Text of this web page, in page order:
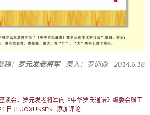
稿： 罗元发老将军录入：罗训森 2014.6.18
谈会，罗元发老将军向《中华罗氏通谱》编委会赠工
日 LUOXUNSEN 添加评论